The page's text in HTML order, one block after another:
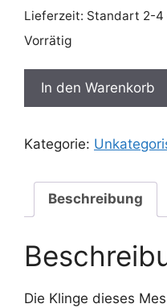
Lieferzeit: Standart 2-4
Vorrätig
Messer
rostbeständiger
Menge
In den Warenkorb
Kategorie:
Beschreibung
Die Klinge dieses